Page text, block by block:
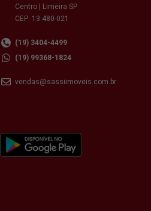
Centro | Limeira SP
CEP: 13.480-021
(19) 3404-4499
(19) 99368-1824
vendas@sassiimoveis.com.br